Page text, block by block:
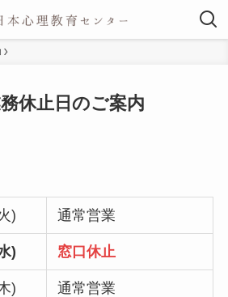
休止日のご案内
) 通常営業
) 窓口休止
) 通常営業